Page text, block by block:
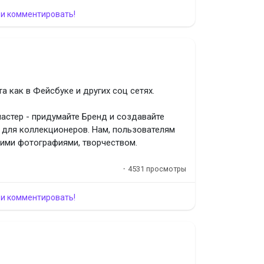
и Мяулоди
(Слоу Мо) Мортавич
комментировать!
как в Фейсбуке и других соц сетях.
- придумайте Бренд и создавайте
коллекционеров. Нам, пользователям
фотографиями, творчеством.
но смотрите пожалуйста на профиль
то значит пользователь не мошенник,
форума.
· 4531 просмотры
комментировать!